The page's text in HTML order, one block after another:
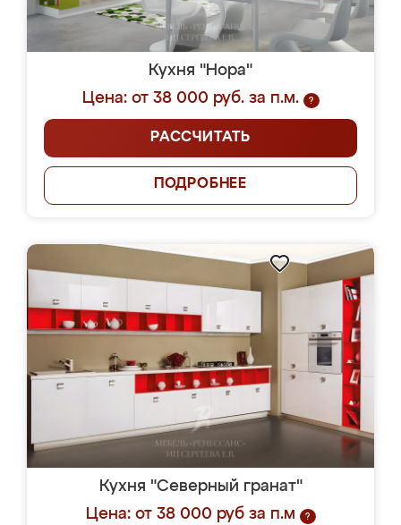
Кухня "Нора"
Цена: от 38 000 руб. за п.м.
?
РАССЧИТАТЬ
ПОДРОБНЕЕ
Кухня "Северный гранат"
Цена: от 38 000 руб за п.м
?